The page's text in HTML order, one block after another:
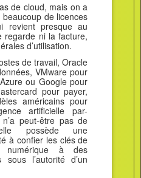
de cloud, mais on a
de licences
revient presque au
regarde ni la facture,
d’utilisation.
de travail, Oracle
VMware pour
ou Google pour
pour payer,
américains pour
artificielle par-
peut-être pas de
possède une
à confier les clés de
numérique à des
sous l’autorité d’un